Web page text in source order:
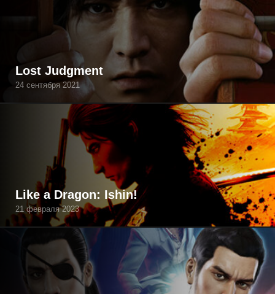
Lost Judgment
24 сентября 2021
Like a Dragon: Ishin!
21 февраля 2023